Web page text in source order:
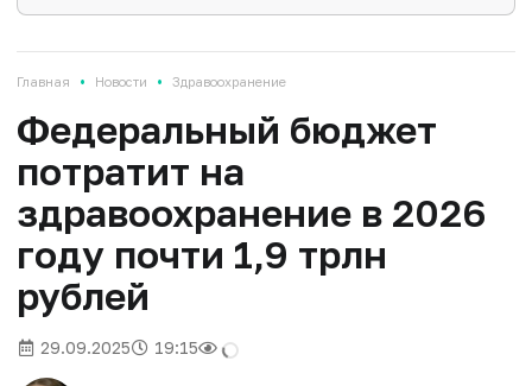
Главная • Новости • Здравоохранение
Федеральный бюджет
потратит на
здравоохранение в 2026
году почти 1,9 трлн
рублей
29.09.2025 19:15